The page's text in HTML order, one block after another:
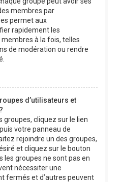
membres par
permet aux
rapidement les
à la fois, telles
de modération ou rendre
d’utilisateurs et
groupes, cliquez sur le lien
votre panneau de
rejoindre un des groupes,
et cliquez sur le bouton
les groupes ne sont pas en
nécessiter une
fermés et d’autres peuvent